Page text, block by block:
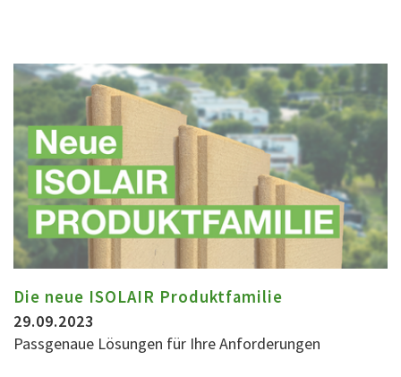
Die neue ISOLAIR Produktfamilie
29.09.2023
Passgenaue Lösungen für Ihre Anforderungen